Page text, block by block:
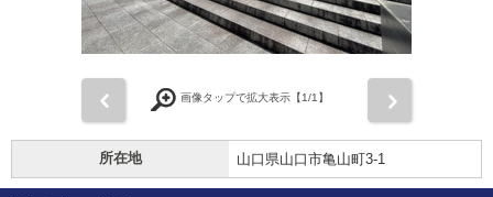
画像タップで拡大表示【1/1】
所在地 山口県山口市亀山町3-1